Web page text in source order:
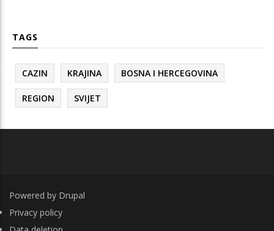
TAGS
CAZIN KRAJINA BOSNA I HERCEGOVINA
REGION SVIJET
Powered by Drupal
FOOTER
Privacy policy